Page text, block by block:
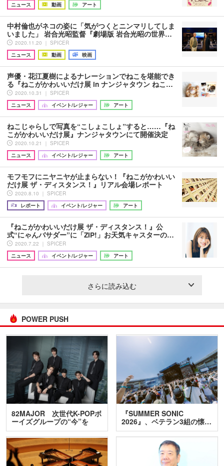
ニュース 動画 アート
中村倫也がネコの姿に「気がつくとニンマリしてしま
いました」 岩合光昭監督『劇場版 岩合光昭の世界…
2020.11.20 ｜ SPICER
ニュース
動画 映画
声優・花江夏樹によるナレーションでねこを堪能でき
る『ねこがかわいいだけ展 in ナンジャタウン ねこ…
2020.10.31 ｜ SPICER
ニュース
イベント/レジャー アート
ねこじゃらしで写真を“こしょこしょ”すると……『ね
こがかわいいだけ展』ナンジャタウンにて開催決定
2020.10.21 ｜ SPICER
ニュース
イベント/レジャー アート
モフモフにニヤニヤが止まらない！『ねこがかわいい
だけ展 ザ・ディスタンス！』リアル会場レポート
2020.8.10 ｜ SPICER
レポート
イベント/レジャー アート
『ねこがかわいいだけ展 ザ・ディスタンス！』公
式“にゃんバサダー”に「ZIP!」お天気キャスターの…
2020.7.22 ｜ SPICER
ニュース
イベント/レジャー アート
さらに読み込む
POWER PUSH
82MAJOR 次世代K-POPボ
ーイズグループの“今”を
訊…
『SUMMER SONIC
2026』、ベテラン3組の懐…